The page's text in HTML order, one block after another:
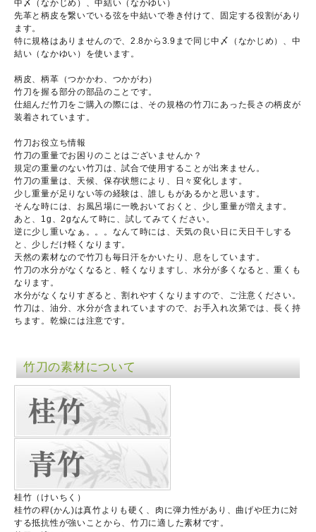
中〆（なかじめ）、中結い（なかゆい）
先革と柄皮を繋いでいる弦を中結いで巻き付けて、固定する役割があり
ます。
特に規格はありませんので、2.8から3.9まで同じ中〆（なかじめ）、中
結い（なかゆい）を使います。
柄皮、柄革（つかかわ、つかがわ）
竹刀を握る部分の部品のことです。
仕組んだ竹刀をご購入の際には、その規格の竹刀にあった長さの柄皮が
装着されています。
竹刀お役立ち情報
竹刀の重量でお困りのことはございませんか？
規定の重量のない竹刀は、試合で使用することが出来ません。
竹刀の重量は、天候、保存状態により、日々変化します。
少し重量が足りない等の経験は、誰しもがあるかと思います。
そんな時には、お風呂場に一晩おいておくと、少し重量が増えます。
あと、1g、2gなんて時に、試してみてください。
逆に少し重いなぁ。。。なんて時には、天気の良い日に天日干しする
と、少しだけ軽くなります。
天然の素材なので竹刀も毎日汗をかいたり、息をしています。
竹刀の水分がなくなると、軽くなりますし、水分が多くなると、重くも
なります。
水分がなくなりすぎると、割れやすくなりますので、ご注意ください。
竹刀は、油分、水分が含まれていますので、お手入れ次第では、長く持
ちます。乾燥には注意です。
竹刀の素材について
桂竹（けいちく）
桂竹の稈(かん)は真竹よりも硬く、肉に弾力性があり、曲げや圧力に対
する抵抗性が強いことから、竹刀に適した素材です。